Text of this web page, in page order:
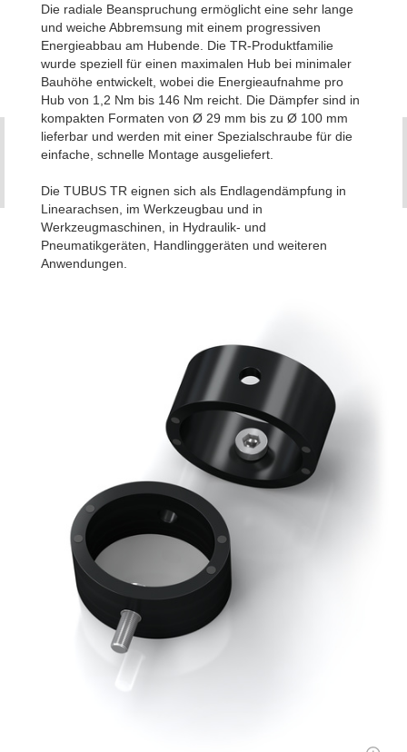
Die radiale Beanspruchung ermöglicht eine sehr lange
und weiche Abbremsung mit einem progressiven
Energieabbau am Hubende. Die TR-Produktfamilie
wurde speziell für einen maximalen Hub bei minimaler
Bauhöhe entwickelt, wobei die Energieaufnahme pro
Hub von 1,2 Nm bis 146 Nm reicht. Die Dämpfer sind in
kompakten Formaten von Ø 29 mm bis zu Ø 100 mm
lieferbar und werden mit einer Spezialschraube für die
einfache, schnelle Montage ausgeliefert.
Die TUBUS TR eignen sich als Endlagendämpfung in
Linearachsen, im Werkzeugbau und in
Werkzeugmaschinen, in Hydraulik- und
Pneumatikgeräten, Handlinggeräten und weiteren
Anwendungen.